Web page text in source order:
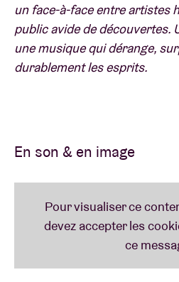
un face-à-face entre artistes
public avide de découvertes.
une musique qui dérange,
durablement les esprits.
En son & en image